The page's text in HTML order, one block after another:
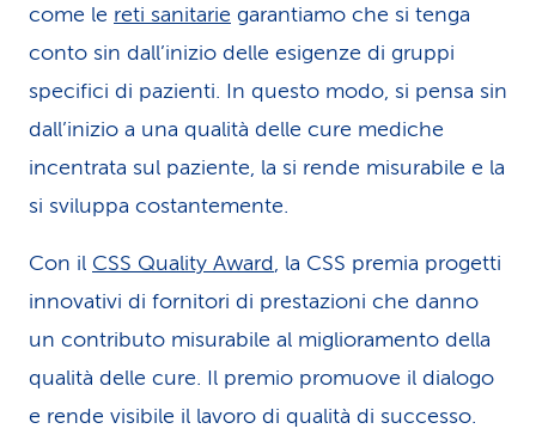
o
come le reti sanitarie garantiamo che si tenga
conto sin dall’inizio delle esigenze di gruppi
specifici di pazienti. In questo modo, si pensa sin
dall’inizio a una qualità delle cure mediche
incentrata sul paziente, la si rende misurabile e la
si sviluppa costantemente.
Con il CSS Quality Award, la CSS premia progetti
innovativi di fornitori di prestazioni che danno
un contributo misurabile al miglioramento della
qualità delle cure. Il premio promuove il dialogo
e rende visibile il lavoro di qualità di successo.